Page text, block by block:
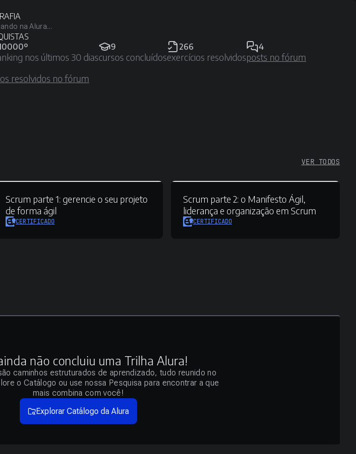
na Alura...
nos últimos 30 dias
9
cursos concluídos
266
exercícios resolvidos
4
posts no fórum
resolvidos no fórum
VER TODOS
Scrum parte 1: gerencie o seu projeto
de forma ágil
CERTIFICADO
Scrum parte 2: o Manifesto Ágil,
liderança e organização em Scrum
CERTIFICADO
não concluiu uma Trilha Alura!
caminhos estruturados de aprendizado, tudo reunido no
o Catálogo ou use nossa Pesquisa para encontrar a que
mais combina com você!
Explorar Catálogo da Alura